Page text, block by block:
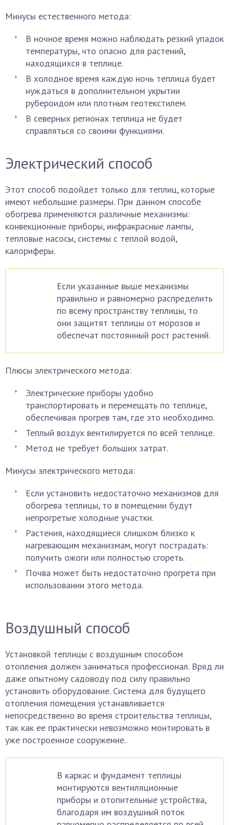
Минусы естественного метода:
В ночное время можно наблюдать резкий упадок
температуры, что опасно для растений,
находящихся в теплице.
В холодное время каждую ночь теплица будет
нуждаться в дополнительном укрытии
рубероидом или плотным геотекстилем.
В северных регионах теплица не будет
справляться со своими функциями.
Электрический способ
Этот способ подойдет только для теплиц, которые
имеют небольшие размеры. При данном способе
обогрева применяются различные механизмы:
конвекционные приборы, инфракрасные лампы,
тепловые насосы, системы с теплой водой,
калориферы.
Если указанные выше механизмы
правильно и равномерно распределить
по всему пространству теплицы, то
они защитят теплицы от морозов и
обеспечат постоянный рост растений.
Плюсы электрического метода:
Электрические приборы удобно
транспортировать и перемещать по теплице,
обеспечивая прогрев там, где это необходимо.
Теплый воздух вентилируется по всей теплице.
Метод не требует больших затрат.
Минусы электрического метода:
Если установить недостаточно механизмов для
обогрева теплицы, то в помещении будут
непрогретые холодные участки.
Растения, находящиеся слишком близко к
нагревающим механизмам, могут пострадать:
получить ожоги или полностью сгореть.
Почва может быть недостаточно прогрета при
использовании этого метода.
Воздушный способ
Установкой теплицы с воздушным способом
отопления должен заниматься профессионал. Вряд ли
даже опытному садоводу под силу правильно
установить оборудование. Система для будущего
отопления помещения устанавливается
непосредственно во время строительства теплицы,
так как ее практически невозможно монтировать в
уже построенное сооружение.
В каркас и фундамент теплицы
монтируются вентиляционные
приборы и отопительные устройства,
благодаря им воздушный поток